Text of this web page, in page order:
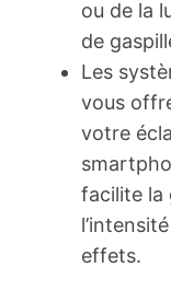
ou de la
de
Les
vous
votre
facilite la
effets.